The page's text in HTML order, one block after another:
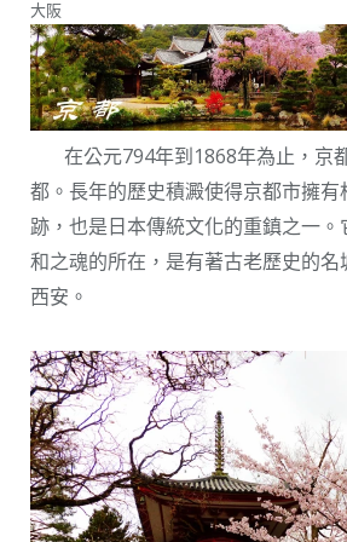
大阪
在公元794年到1868年為止，京
都。長年的歷史積澱使得京都市擁有
跡，也是日本傳統文化的重鎮之一
和之魂的所在，是有著古老歷史的名
西安。